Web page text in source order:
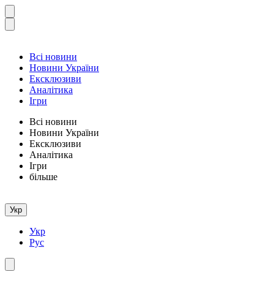
Всі новини
Новини України
Ексклюзиви
Аналітика
Ігри
Всі новини
Новини України
Ексклюзиви
Аналітика
Ігри
більше
Укр
Укр
Рус